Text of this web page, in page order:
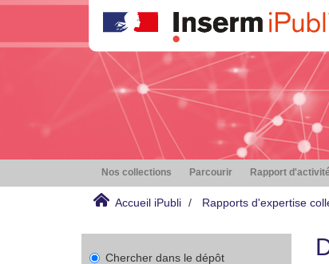
Nos collections Parcourir Rapport d'activité
Accueil iPubli Rapports d'expertise
Chercher dans le dépôt